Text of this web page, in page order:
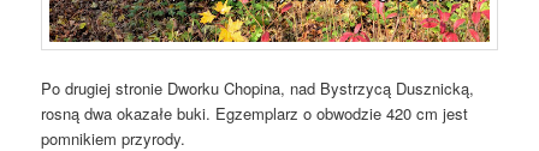
Po drugiej stronie Dworku Chopina, nad Bystrzycą Dusznicką,
rosną dwa okazałe buki. Egzemplarz o obwodzie 420 cm jest
pomnikiem przyrody.